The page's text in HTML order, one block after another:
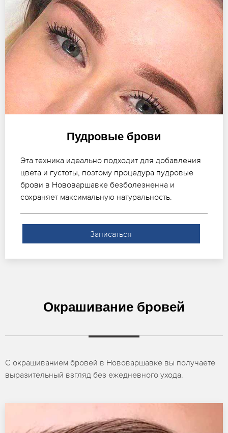
Пудровые брови
Эта техника идеально подходит для добавления
цвета и густоты, поэтому процедура пудровые
брови в Нововаршавке безболезненна и
сохраняет максимальную натуральность.
Записаться
Окрашивание бровей
С окрашиванием бровей в Нововаршавке вы получаете
выразительный взгляд без ежедневного ухода.